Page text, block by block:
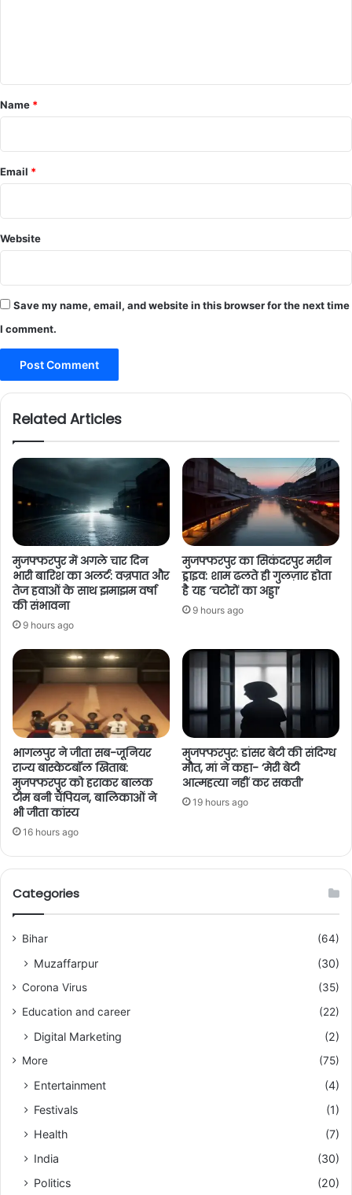
*
Name *
Email *
Website
Save my name, email, and website in this browser for the next time
I comment.
Related Articles
मुजफ्फरपुर में अगले चार दिन
भारी बारिश का अलर्ट: वज्रपात और
तेज हवाओं के साथ झमाझम वर्षा
की संभावना
9 hours ago
मुजफ्फरपुर का सिकंदरपुर मरीन
ड्राइव: शाम ढलते ही गुलज़ार होता
है यह ‘चटोरों का अड्डा’
9 hours ago
भागलपुर ने जीता सब-जूनियर
राज्य बास्केटबॉल खिताब:
मुजफ्फरपुर को हराकर बालक
टीम बनी चैंपियन, बालिकाओं ने
भी जीता कांस्य
16 hours ago
मुजफ्फरपुर: डांसर बेटी की संदिग्ध
मौत, मां ने कहा- ‘मेरी बेटी
आत्महत्या नहीं कर सकती’
19 hours ago
Categories
Bihar (64)
Muzaffarpur (30)
Corona Virus
(35)
Education and career
(22)
Digital Marketing (2)
More (75)
Entertainment
(4)
Festivals
(1)
Health
(7)
India
(30)
Politics
(20)